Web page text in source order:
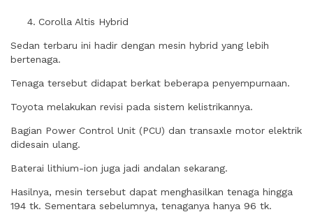
Corolla Altis Hybrid
Sedan terbaru ini hadir dengan mesin hybrid yang lebih
bertenaga.
Tenaga tersebut didapat berkat beberapa penyempurnaan.
Toyota melakukan revisi pada sistem kelistrikannya.
Bagian Power Control Unit (PCU) dan transaxle motor elektrik
didesain ulang.
Baterai lithium-ion juga jadi andalan sekarang.
Hasilnya, mesin tersebut dapat menghasilkan tenaga hingga
194 tk. Sementara sebelumnya, tenaganya hanya 96 tk.